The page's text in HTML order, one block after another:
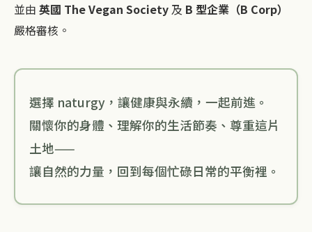
並由 英國 The Vegan Society及 B 型企業（B Corp）
嚴格審核。
選擇 naturgy，讓健康與永續，一起前進。
關懷你的身體、理解你的生活節奏、尊重這片
土地——
讓自然的力量，回到每個忙碌日常的平衡裡。